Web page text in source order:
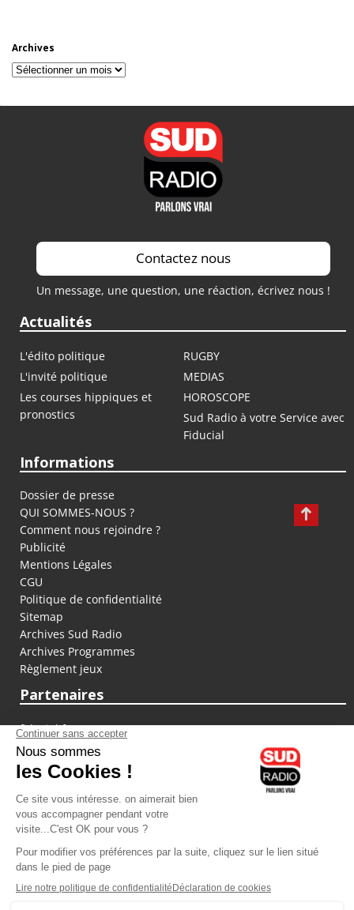
Archives
Archives
Contactez nous
Un message, une question, une réaction, écrivez nous !
Actualités
L'édito politique
RUGBY
L'invité politique
MEDIAS
Les courses hippiques et
pronostics
HOROSCOPE
Sud Radio à votre Service avec
Fiducial
Informations
Dossier de presse
QUI SOMMES-NOUS ?
Comment nous rejoindre ?
Publicité
Mentions Légales
CGU
Politique de confidentialité
Sitemap
Archives Sud Radio
Archives Programmes
Règlement jeux
Partenaires
fiducial.fr
lyoncapitale.fr
olympique-et-lyonnais.com
L'application Iphone / Android
Téléchargez l'application
Les cookies